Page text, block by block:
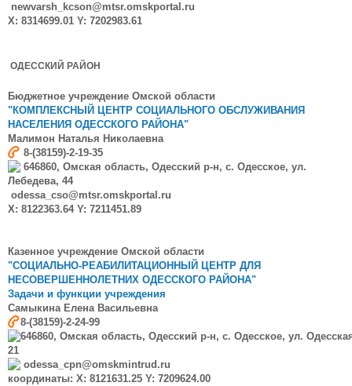
newvarsh_kcson@mtsr.omskportal.ru
X: 8314699.01 Y: 7202983.61
ОДЕССКИЙ РАЙОН
Бюджетное учреждение Омской области
"КОМПЛЕКСНЫЙ ЦЕНТР СОЦИАЛЬНОГО ОБСЛУЖИВАНИЯ
НАСЕЛЕНИЯ ОДЕССКОГО РАЙОНА"
Малимон Наталья Николаевна
8-(38159)-2-19-35
646860, Омская область, Одесский р-н, с. Одесское, ул.
Лебедева, 44
odessa_cso@mtsr.omskportal.ru
X: 8122363.64 Y: 7211451.89
Казенное учреждение Омской области
"СОЦИАЛЬНО-РЕАБИЛИТАЦИОННЫЙ ЦЕНТР ДЛЯ
НЕСОВЕРШЕННОЛЕТНИХ ОДЕССКОГО РАЙОНА"
Задачи и функции учреждения
СамыкинаЕлена Васильевна
8-(38159)-2-24-99
646860, Омская область, Одесский р-н, с. Одесское, ул.
21
odessa_cpn@omskmintrud.ru
координаты: X: 8121631.25 Y: 7209624.00